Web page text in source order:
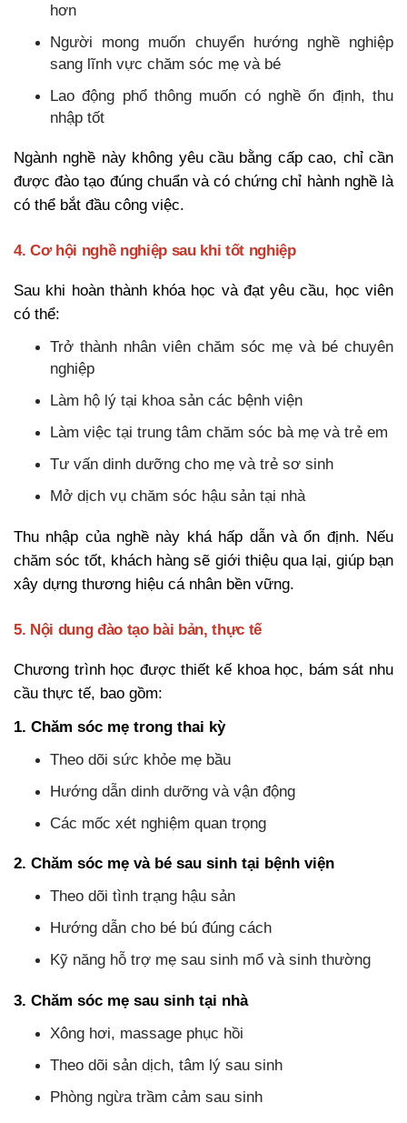
hơn
Người mong muốn chuyển hướng nghề nghiệp
sang lĩnh vực chăm sóc mẹ và bé
Lao động phổ thông muốn có nghề ổn định, thu
nhập tốt
Ngành nghề này không yêu cầu bằng cấp cao, chỉ cần
được đào tạo đúng chuẩn và có chứng chỉ hành nghề là
có thể bắt đầu công việc.
4. Cơ hội nghề nghiệp sau khi tốt nghiệp
Sau khi hoàn thành khóa học và đạt yêu cầu, học viên
có thể:
Trở thành nhân viên chăm sóc mẹ và bé chuyên
nghiệp
Làm hộ lý tại khoa sản các bệnh viện
Làm việc tại trung tâm chăm sóc bà mẹ và trẻ em
Tư vấn dinh dưỡng cho mẹ và trẻ sơ sinh
Mở dịch vụ chăm sóc hậu sản tại nhà
Thu nhập của nghề này khá hấp dẫn và ổn định. Nếu
chăm sóc tốt, khách hàng sẽ giới thiệu qua lại, giúp bạn
xây dựng thương hiệu cá nhân bền vững.
5. Nội dung đào tạo bài bản, thực tế
Chương trình học được thiết kế khoa học, bám sát nhu
cầu thực tế, bao gồm:
1. Chăm sóc mẹ trong thai kỳ
Theo dõi sức khỏe mẹ bầu
Hướng dẫn dinh dưỡng và vận động
Các mốc xét nghiệm quan trọng
2. Chăm sóc mẹ và bé sau sinh tại bệnh viện
Theo dõi tình trạng hậu sản
Hướng dẫn cho bé bú đúng cách
Kỹ năng hỗ trợ mẹ sau sinh mổ và sinh thường
3. Chăm sóc mẹ sau sinh tại nhà
Xông hơi, massage phục hồi
Theo dõi sản dịch, tâm lý sau sinh
Phòng ngừa trầm cảm sau sinh